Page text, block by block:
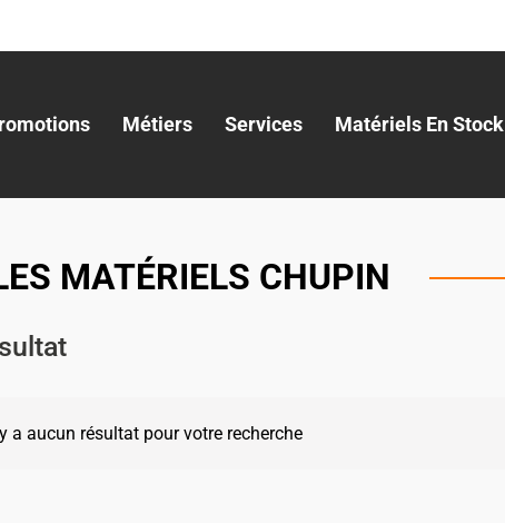
Métiers Services Matériels En Stock
MATÉRIELS CHUPIN
a aucun résultat pour votre recherche